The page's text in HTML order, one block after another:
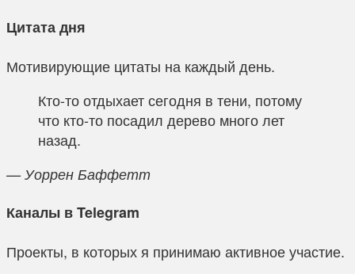
Цитата дня
Мотивирующие цитаты на каждый день.
Кто-то отдыхает сегодня в тени, потому
что кто-то посадил дерево много лет
назад.
— Уоррен Баффетт
Каналы в Telegram
Проекты, в которых я принимаю активное участие.